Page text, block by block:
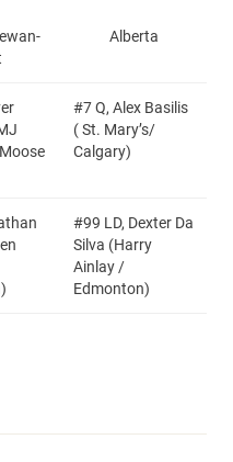
Alberta
#7 Q, Alex Basilis
( St. Mary’s/
Calgary)
#99 LD, Dexter Da
Silva (Harry
Ainlay /
Edmonton)